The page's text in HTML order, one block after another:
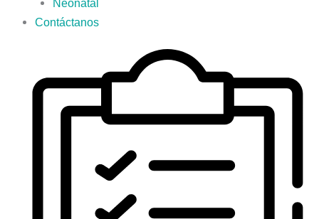
Neonatal
Contáctanos